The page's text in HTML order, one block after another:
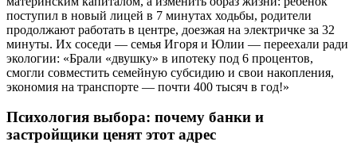
поступил в новый лицей в 7 минутах ходьбы, родители
продолжают работать в центре, доезжая на электричке за 32
минуты. Их соседи — семья Игоря и Юлии — переехали ради
экологии: «Брали «двушку» в ипотеку под 6 процентов,
смогли совместить семейную субсидию и свои накопления,
экономия на транспорте — почти 400 тысяч в год!»
Психология выбора: почему банки и
застройщики ценят этот адрес